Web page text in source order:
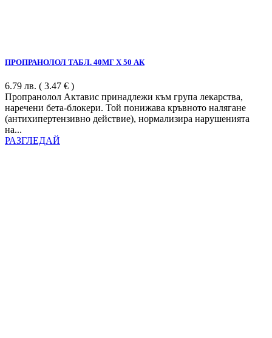
ПРОПРАНОЛОЛ ТАБЛ. 40МГ Х 50 АК
6.79 лв. ( 3.47 € )
Пропранолол Актавис принадлежи към група лекарства,
наречени бета-блокери. Той понижава кръвното налягане
(антихипертензивно действие), нормализира нарушенията
на...
РАЗГЛЕДАЙ